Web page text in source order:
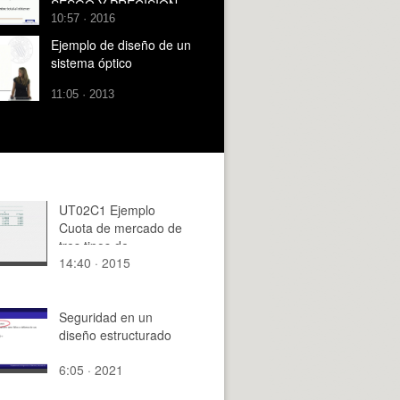
SESGO Y PRECISIÓN
EN UN TRABAJO
EXPERIMENTAL
10:57 · 2016
Ejemplo de diseño de un
sistema óptico
11:05 · 2013
UT02C1 Ejemplo
Cuota de mercado de
tres tipos de
publicaciones
14:40 · 2015
Seguridad en un
diseño estructurado
6:05 · 2021